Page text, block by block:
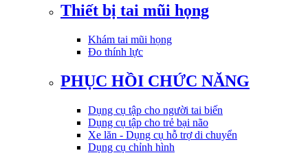
Thiết bị tai mũi họng
Khám tai mũi họng
Đo thính lực
PHỤC HỒI CHỨC NĂNG
Dụng cụ tập cho người tai biến
Dụng cụ tập cho trẻ bại não
Xe lăn - Dụng cụ hỗ trợ di chuyển
Dụng cụ chỉnh hình